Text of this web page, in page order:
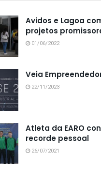
Avidos e Lagoa
projetos
01/06/2022
Veia
22/11/2023
Atleta da EARO
recorde pessoal
26/07/2021